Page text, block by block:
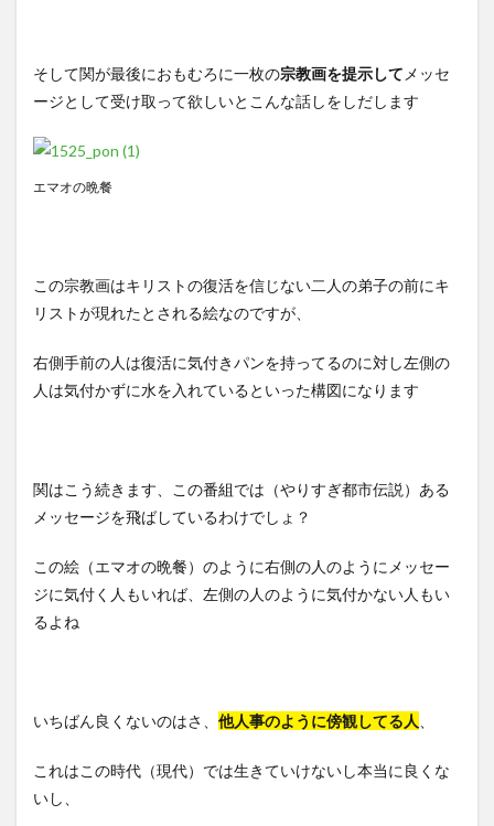
そして関が最後におもむろに一枚の宗教画を提示して メッセ
ージとして受け取って欲しいとこんな話しをしだします
エマオの晩餐
この宗教画はキリストの復活を信じない二人の弟子の前にキ
リストが現れたとされる絵なのですが、
右側手前の人は復活に気付きパンを持ってるのに対し左側の
人は気付かずに水を入れているといった構図になります
関はこう続きます、この番組では（やりすぎ都市伝説）ある
メッセージを飛ばしているわけでしょ？
この絵（エマオの晩餐）のように右側の人のようにメッセー
ジに気付く人もいれば、左側の人のように気付かない人もい
るよね
いちばん良くないのはさ、 他人事のように傍観してる人
これはこの時代（現代）では生きていけないし本当に良くな
いし、